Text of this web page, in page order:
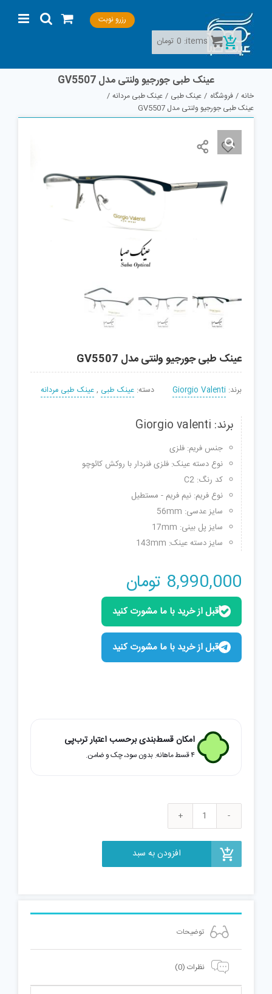
content
رزرو نوبت
عینک طبی جورجیو ولنتی مدل GV5507
خانه فروشگاه عینک طبی
عینک طبی مردانه
عینک طبی جورجیو ولنتی مدل GV5507
عینک طبی جورجیو ولنتی مدل GV5507
برند: Giorgio Valenti دسته: عینک طبی ,عینک طبی مردانه
برند: Giorgio valenti
جنس فریم: فلزی
نوع دسته عینک: فلزی فنردار با روکش کائوچو
کد رنگ: C2
نوع فریم: نیم فریم - مستطیل
سایز عدسی: 56mm
سایز پل بینی: 17mm
سایز دسته عینک: 143mm
8,990,000 تومان
قبل از خرید با ما مشورت کنید
قبل از خرید با ما مشورت کنید
امکان قسط‌بندی برحسب اعتبار ترب‌پی
۴ قسط ماهانه. بدون سود، چک و ضامن.
عینک
طبی
جورجیو
ولنتی
افزودن به سبد
توضیحات
نظرات (0)
items:
0 تومان